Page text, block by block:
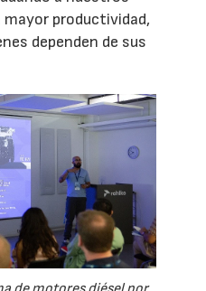
productividad,
dependen de sus